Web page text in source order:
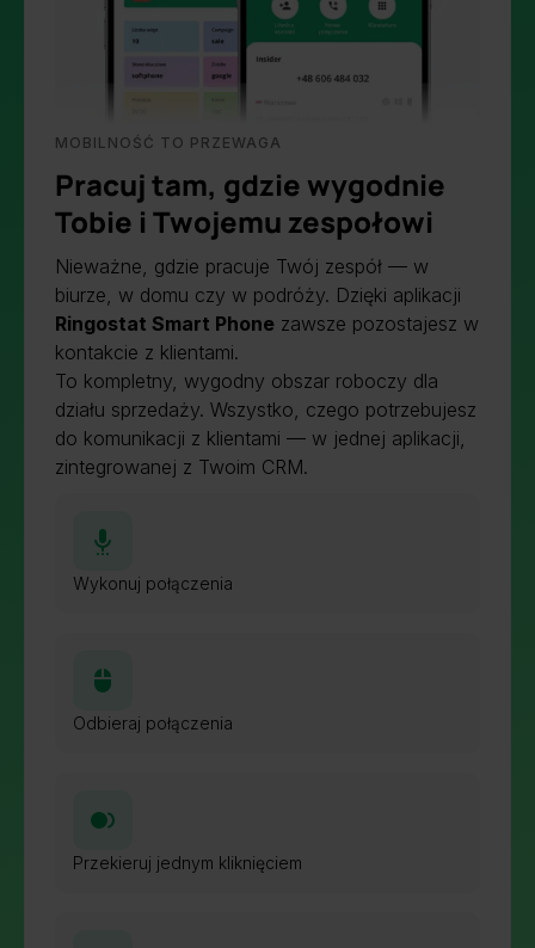
MOBILNOŚĆ TO PRZEWAGA
Pracuj tam, gdzie wygodnie
Tobie i Twojemu zespołowi
Nieważne, gdzie pracuje Twój zespół — w
biurze, w domu czy w podróży. Dzięki aplikacji
Ringostat Smart Phone zawsze pozostajesz w
kontakcie z klientami.
To kompletny, wygodny obszar roboczy dla
działu sprzedaży. Wszystko, czego potrzebujesz
do komunikacji z klientami — w jednej aplikacji,
zintegrowanej z Twoim CRM.
Wykonuj połączenia
Odbieraj połączenia
Przekieruj jednym kliknięciem